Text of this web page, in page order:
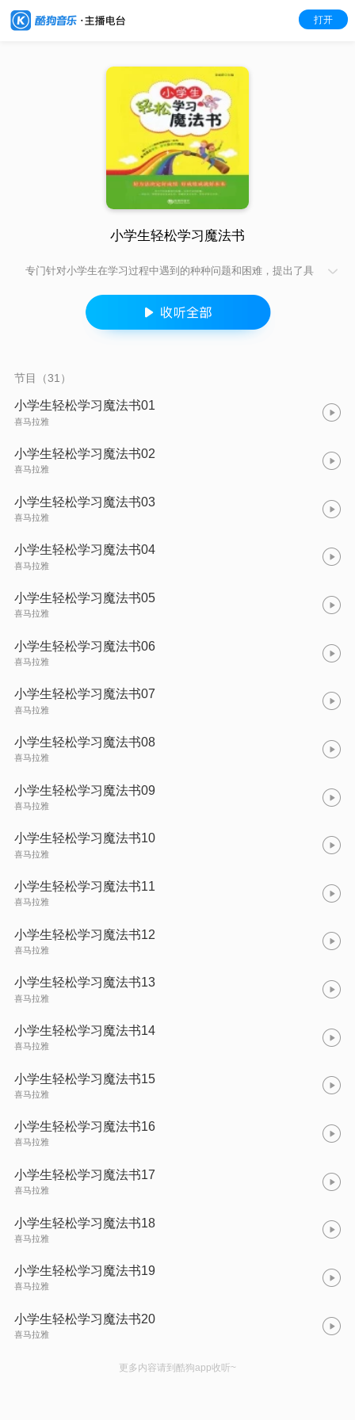
打开
小学生轻松学习魔法书
专门针对小学生在学习过程中遇到的种种问题和困难，提出了具
易懂，具有很强的实用性和可操作性，非常适宜学生、家长及教
育工作者阅读。
节目（31）
小学生轻松学习魔法书01
喜马拉雅
小学生轻松学习魔法书02
喜马拉雅
小学生轻松学习魔法书03
喜马拉雅
小学生轻松学习魔法书04
喜马拉雅
小学生轻松学习魔法书05
喜马拉雅
小学生轻松学习魔法书06
喜马拉雅
小学生轻松学习魔法书07
喜马拉雅
小学生轻松学习魔法书08
喜马拉雅
小学生轻松学习魔法书09
喜马拉雅
小学生轻松学习魔法书10
喜马拉雅
小学生轻松学习魔法书11
喜马拉雅
小学生轻松学习魔法书12
喜马拉雅
小学生轻松学习魔法书13
喜马拉雅
小学生轻松学习魔法书14
喜马拉雅
小学生轻松学习魔法书15
喜马拉雅
小学生轻松学习魔法书16
喜马拉雅
小学生轻松学习魔法书17
喜马拉雅
小学生轻松学习魔法书18
喜马拉雅
小学生轻松学习魔法书19
喜马拉雅
小学生轻松学习魔法书20
喜马拉雅
更多内容请到酷狗app收听~